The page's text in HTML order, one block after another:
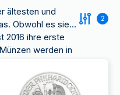
ältesten und
Obwohl es sie
2016 ihre erste
werden in
ewige Stadt
Wiener
2